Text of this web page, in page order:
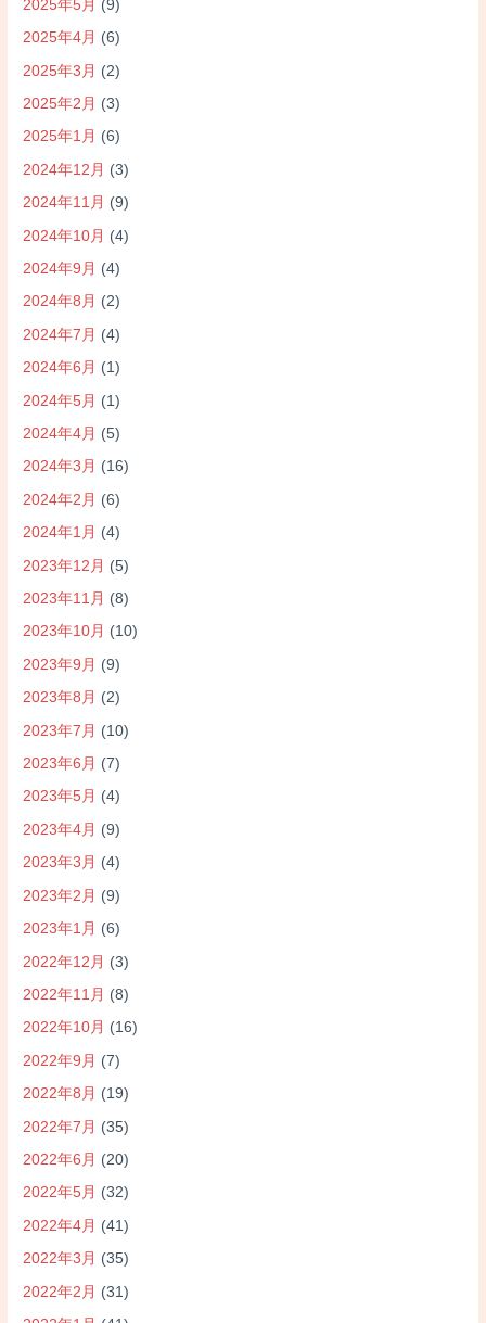
2025年5月 (9)
2025年4月 (6)
2025年3月 (2)
2025年2月 (3)
2025年1月 (6)
2024年12月 (3)
2024年11月 (9)
2024年10月 (4)
2024年9月 (4)
2024年8月 (2)
2024年7月 (4)
2024年6月 (1)
2024年5月 (1)
2024年4月 (5)
2024年3月 (16)
2024年2月 (6)
2024年1月 (4)
2023年12月 (5)
2023年11月 (8)
2023年10月 (10)
2023年9月 (9)
2023年8月 (2)
2023年7月 (10)
2023年6月 (7)
2023年5月 (4)
2023年4月 (9)
2023年3月 (4)
2023年2月 (9)
2023年1月 (6)
2022年12月 (3)
2022年11月 (8)
2022年10月 (16)
2022年9月 (7)
2022年8月 (19)
2022年7月 (35)
2022年6月 (20)
2022年5月 (32)
2022年4月 (41)
2022年3月 (35)
2022年2月 (31)